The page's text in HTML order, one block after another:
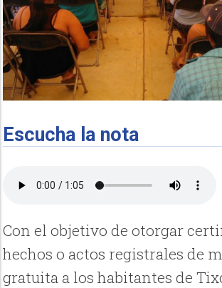
Escucha la nota
Con el objetivo de otorgar
hechos o actos registrales de
gratuita a los habitantes de